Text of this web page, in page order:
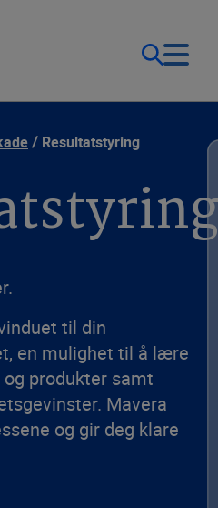
Resultatstyring
til din
en mulighet til å lære
produkter samt
Mavera
og gir deg klare